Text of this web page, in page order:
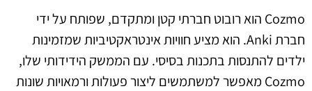
Cozmo הוא רובוט חברתי קטן ומתקדם, שפותח על ידי
חברת Anki. הוא מציע חוויות אינטראקטיביות שמזמינות
ילדים להתנסות בתכנות בסיסי. עם הממשק הידידותי שלו,
Cozmo מאפשר למשתמשים ליצור פעולות ורמאויות שונות